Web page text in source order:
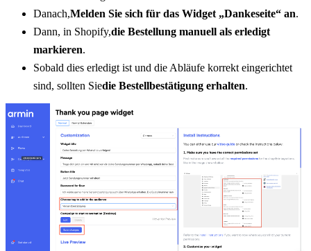
Danach,Melden Sie sich für das Widget „Dankeseite“ an.
Dann, in Shopify,die Bestellung manuell als erledigt
markieren.
Sobald dies erledigt ist und die Abläufe korrekt eingerichtet
sind, sollten Siedie Bestellbestätigung erhalten.